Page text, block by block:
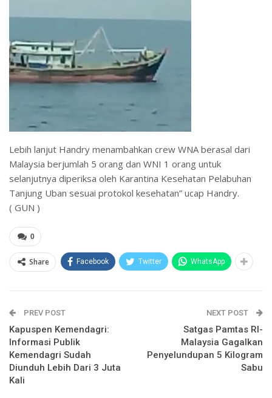
Lebih lanjut Handry menambahkan crew WNA berasal dari
Malaysia berjumlah 5 orang dan WNI 1 orang untuk
selanjutnya diperiksa oleh Karantina Kesehatan Pelabuhan
Tanjung Uban sesuai protokol kesehatan” ucap Handry.
( GUN )
0
Share Facebook Twitter WhatsApp
PREV POST
Kapuspen Kemendagri:
Informasi Publik
Kemendagri Sudah
Diunduh Lebih Dari 3 Juta
Kali
NEXT POST
Satgas Pamtas RI-
Malaysia Gagalkan
Penyelundupan 5 Kilogram
Sabu